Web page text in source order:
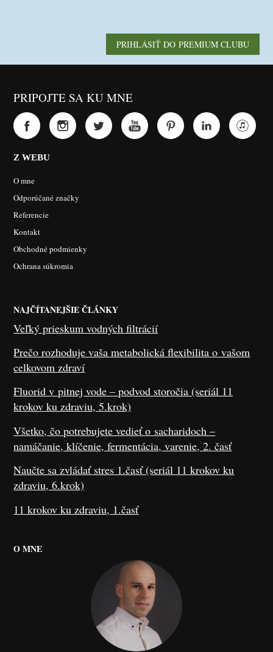
PRIHLÁSIŤ DO PREMIUM CLUBU
PRIPOJTE SA KU MNE
Z WEBU
O mne
Odporúčané značky
Referencie
Kontakt
Obchodné podmienky
Ochrana súkromia
NAJČÍTANEJŠIE ČLÁNKY
Veľký prieskum vodných filtrácií
Prečo rozhoduje vaša metabolická flexibilita o vašom
celkovom zdraví
Fluorid v pitnej vode – podvod storočia (seriál 11
krokov ku zdraviu, 5.krok)
Všetko, čo potrebujete vedieť o sacharidoch –
namáčanie, klíčenie, fermentácia, varenie, 2. časť
Naučte sa zvládať stres 1.časť (seriál 11 krokov ku
zdraviu, 6.krok)
11 krokov ku zdraviu, 1.časť
O MNE